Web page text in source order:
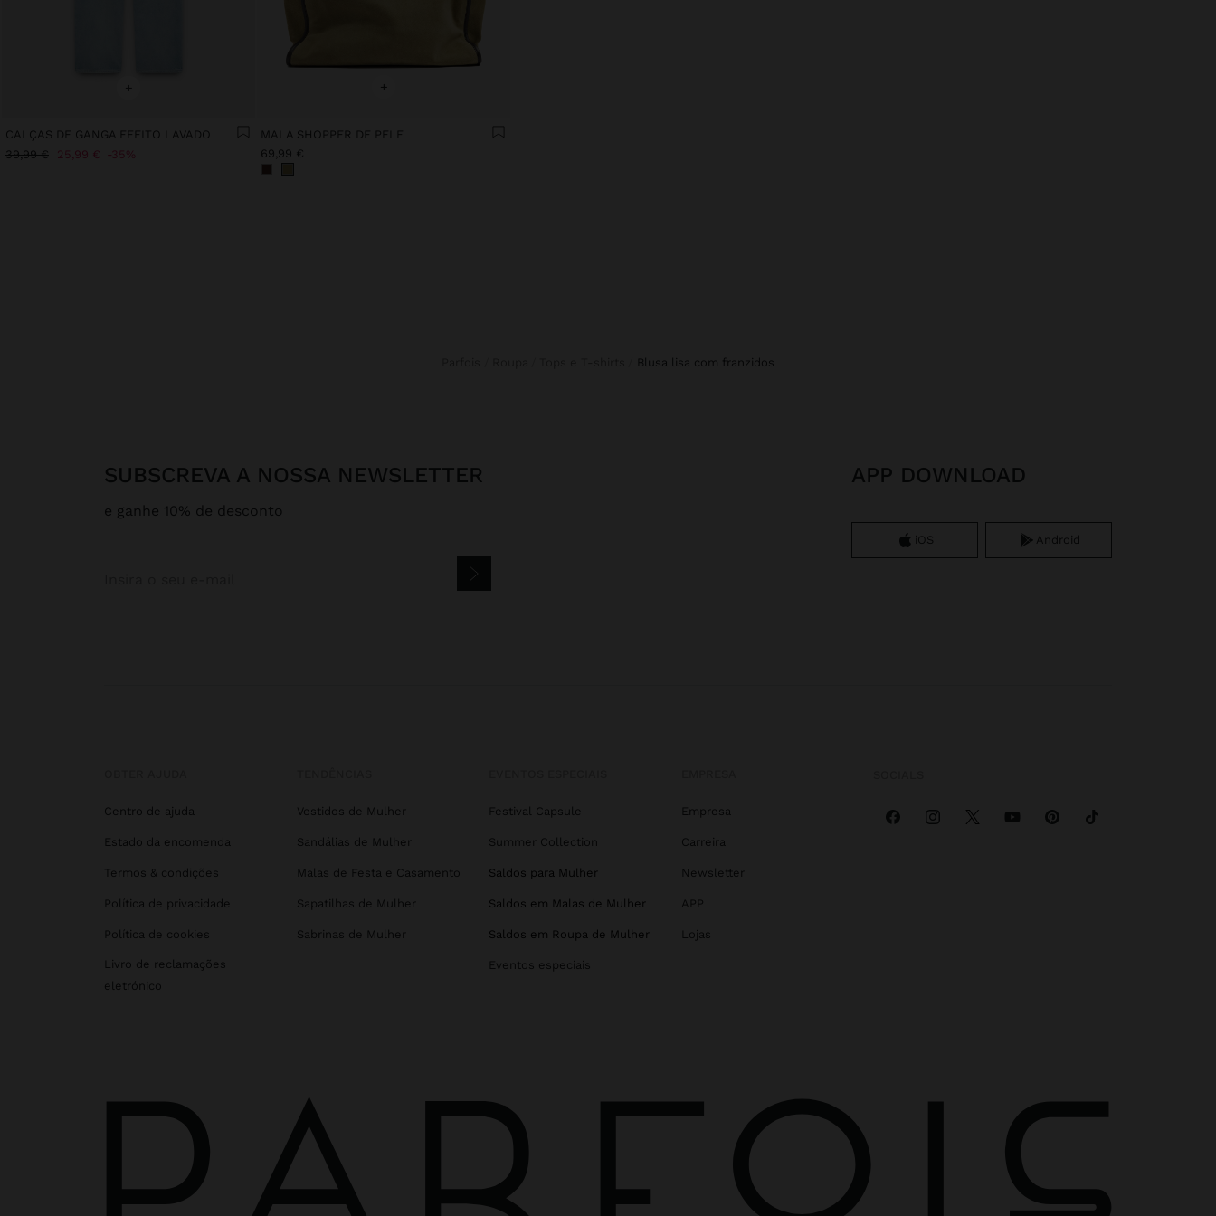
+
CALÇAS DE GANGA EFEITO LAVADO
39,99 € 25,99 € 35%
+
MALA SHOPPER DE PELE
69,99 €
blusa lisa com franzidos
SUBSCREVA A NOSSA NEWSLETTER
e ganhe 10% de desconto
APP DOWNLOAD
iOS Android
Centro de ajuda
Estado da encomenda
Termos & condições
Política de privacidade
Política de cookies
Livro de reclamações
eletrónico
Vestidos de Mulher
Sandálias de Mulher
Malas de Festa e Casamento
Sapatilhas de Mulher
Sabrinas de Mulher
Festival Capsule
Summer Collection
Saldos para Mulher
Saldos em Malas de Mulher
Saldos em Roupa de Mulher
Eventos especiais
Empresa
Carreira
Newsletter
APP
Lojas